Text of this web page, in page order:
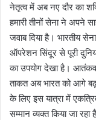
नेतृत्व में अब नए दौर का
हमारी तीनों सेना ने अपने
जवाब दिया है। भारतीय
ऑपरेशन सिंदूर से पूरी
का उपयोग देखा है।
ताकत अब भारत को आगे
के लिए इस यात्रा में
सम्मान व्यक्त किया जा